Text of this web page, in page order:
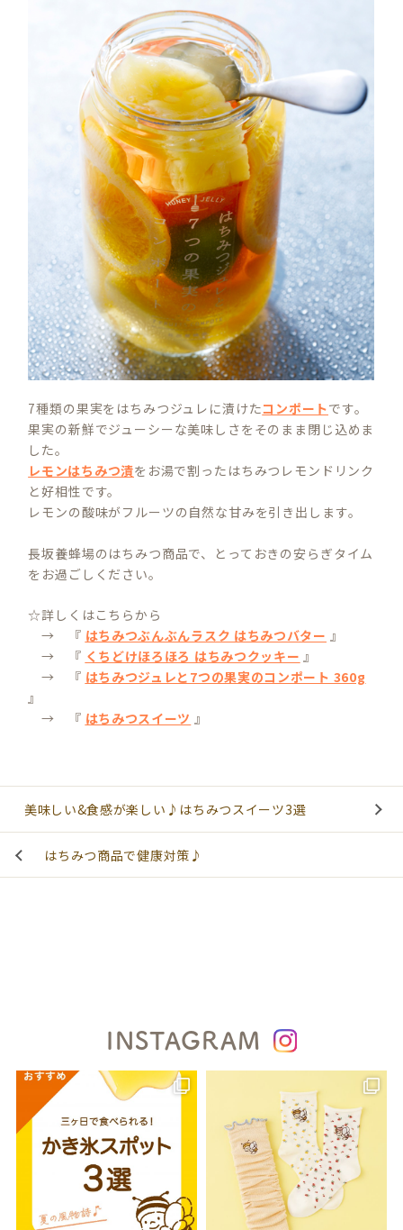
7種類の果実をはちみつジュレに漬けたコンポートです。
果実の新鮮でジューシーな美味しさをそのまま閉じ込めま
した。
レモンはちみつ漬をお湯で割ったはちみつレモンドリンク
と好相性です。
レモンの酸味がフルーツの自然な甘みを引き出します。
長坂養蜂場のはちみつ商品で、とっておきの安らぎタイム
をお過ごしください。
☆詳しくはこちらから
→ 『 はちみつぶんぶんラスク はちみつバター 』
→ 『 くちどけほろほろ はちみつクッキー 』
→ 『 はちみつジュレと7つの果実のコンポート 360g
』
→ 『 はちみつスイーツ 』
美味しい&食感が楽しい♪はちみつスイーツ3選
はちみつ商品で健康対策♪
INSTAGRAM